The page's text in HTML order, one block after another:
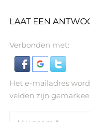
LAAT EEN
Verbonden met:
Het e-mailadres
velden zijn